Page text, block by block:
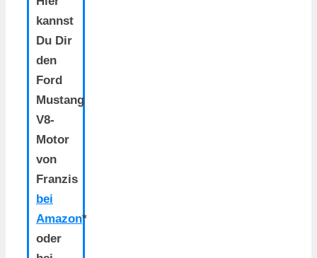
kannst
Du Dir
den
Ford
Mustang
V8-
Motor
von
Franzis
bei
Amazon*
oder